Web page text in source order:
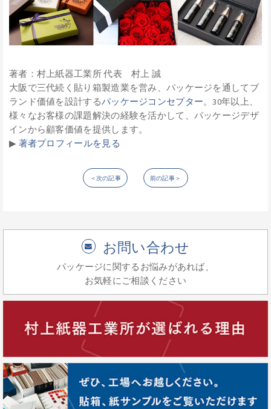
著者：村上紙器工業所 代表 村上 誠
大阪で三代続く貼り箱製造業を営み、パッケージを通してブ
ランド価値を設計するパッケージコンセプター。30年以上、
様々なお客様の課題解決の経験を活かして、パッケージデザ
インから顧客価値を提供します。
▶︎ 著者プロフィールを見る
＜次の記事 前の記事＞
お問い合わせ
パッケージに関するお悩みがあれば、
お気軽にご相談ください